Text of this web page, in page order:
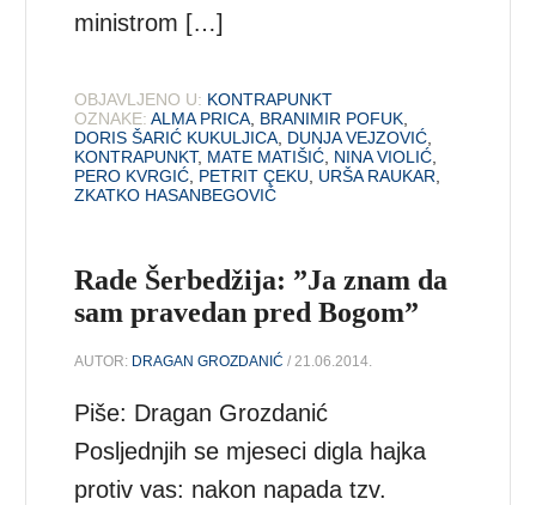
ministrom […]
OBJAVLJENO U: KONTRAPUNKT
OZNAKE: ALMA PRICA, BRANIMIR POFUK,
DORIS ŠARIĆ KUKULJICA, DUNJA VEJZOVIĆ,
KONTRAPUNKT, MATE MATIŠIĆ, NINA VIOLIĆ,
PERO KVRGIĆ, PETRIT ÇEKU, URŠA RAUKAR,
ZKATKO HASANBEGOVIĆ
Rade Šerbedžija: ”Ja znam da
sam pravedan pred Bogom”
AUTOR: DRAGAN GROZDANIĆ / 21.06.2014.
Piše: Dragan Grozdanić
Posljednjih se mjeseci digla hajka
protiv vas: nakon napada tzv.